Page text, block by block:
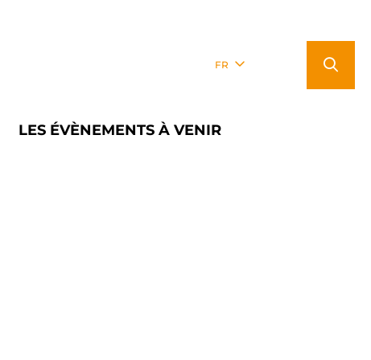
FR
LES ÉVÈNEMENTS À VENIR